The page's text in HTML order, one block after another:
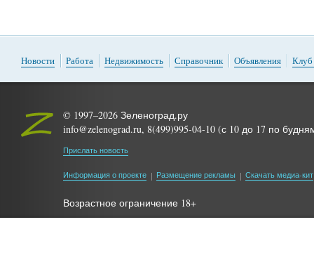
Новости Работа Недвижимость Справочник Объявления Клуб
© 1997–2026 Зеленоград.ру
info@zelenograd.ru, 8(499)995-04-10 (с 10 до 17 по
Прислать новость
Информация о проекте Размещение рекламы Скачать медиа-кит
Возрастное ограничение 18+